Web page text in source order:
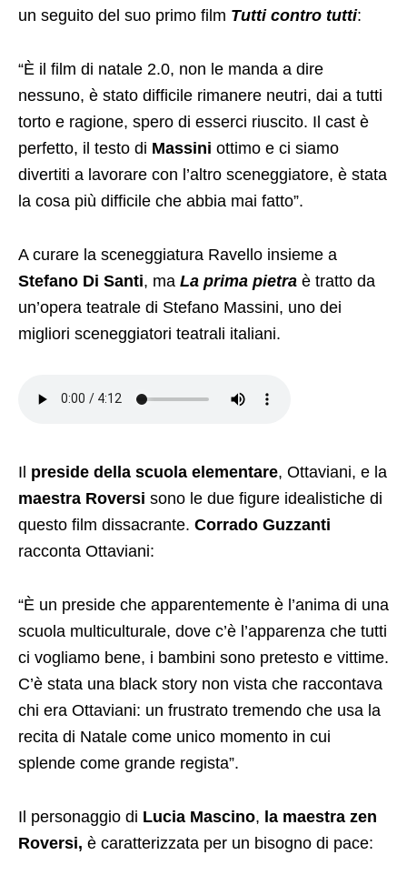
un seguito del suo primo film Tutti contro tutti:
“È il film di natale 2.0, non le manda a dire
nessuno, è stato difficile rimanere neutri, dai a tutti
torto e ragione, spero di esserci riuscito. Il cast è
perfetto, il testo di Massini ottimo e ci siamo
divertiti a lavorare con l’altro sceneggiatore, è stata
la cosa più difficile che abbia mai fatto”.
A curare la sceneggiatura Ravello insieme a
Stefano Di Santi, ma La prima pietra è tratto da
un’opera teatrale di Stefano Massini, uno dei
migliori sceneggiatori teatrali italiani.
Il preside della scuola elementare, Ottaviani, e la
maestra Roversi sono le due figure idealistiche di
questo film dissacrante. Corrado Guzzanti
racconta Ottaviani:
“È un preside che apparentemente è l’anima di una
scuola multiculturale, dove c’è l’apparenza che tutti
ci vogliamo bene, i bambini sono pretesto e vittime.
C’è stata una black story non vista che raccontava
chi era Ottaviani: un frustrato tremendo che usa la
recita di Natale come unico momento in cui
splende come grande regista”.
Il personaggio di Lucia Mascino, la maestra zen
Roversi, è caratterizzata per un bisogno di pace: